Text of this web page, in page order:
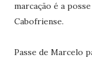
marcação é a
Cabofriense.
Passe de Marcelo